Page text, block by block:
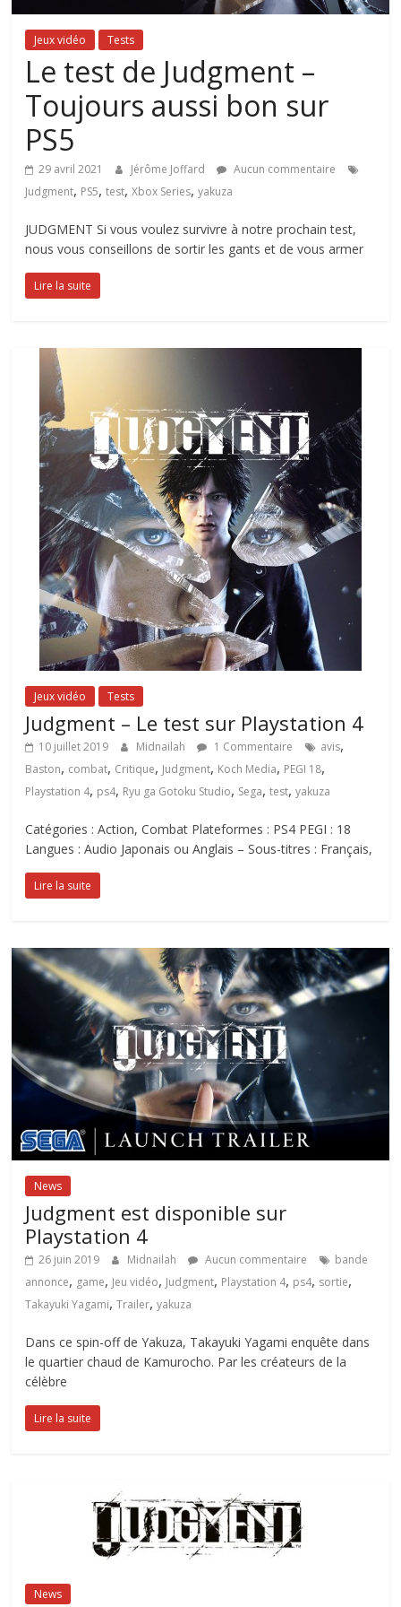
Jeux vidéo Tests
Le test de Judgment –
Toujours aussi bon sur
PS5
29 avril 2021 Jérôme Joffard
Aucun commentaire
Judgment, PS5,test,Xbox Series,yakuza
JUDGMENT Si vous voulez survivre à notre prochain test,
nous vous conseillons de sortir les gants et de vous armer
Lire la suite
Jeux vidéo Tests
Judgment – Le test sur Playstation 4
10 juillet 2019 Midnailah 1 Commentaire avis,
Baston, combat, Critique, Judgment, Koch Media, PEGI 18,
Playstation 4, ps4, Ryu ga Gotoku Studio, Sega,test,yakuza
Catégories : Action, Combat Plateformes : PS4 PEGI : 18
Langues : Audio Japonais ou Anglais – Sous-titres : Français,
Lire la suite
News
Judgment est disponible sur
Playstation 4
26 juin 2019 Midnailah Aucun commentaire
bande
annonce, game, Jeu vidéo, Judgment, Playstation 4, ps4, sortie,
Takayuki Yagami,Trailer,yakuza
Dans ce spin-off de Yakuza, Takayuki Yagami enquête dans
le quartier chaud de Kamurocho. Par les créateurs de la
célèbre
Lire la suite
News